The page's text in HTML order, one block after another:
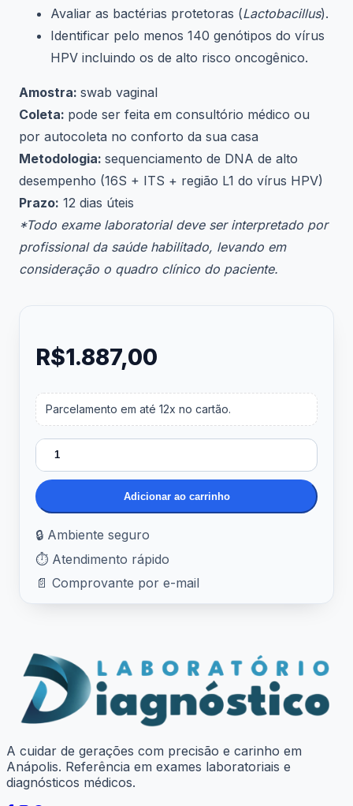
Avaliar as bactérias protetoras (Lactobacillus).
Identificar pelo menos 140 genótipos do vírus
HPV incluindo os de alto risco oncogênico.
Amostra: swab vaginal
Coleta: pode ser feita em consultório médico ou
por autocoleta no conforto da sua casa
Metodologia: sequenciamento de DNA de alto
desempenho (16S + ITS + região L1 do vírus HPV)
Prazo: 12 dias úteis
*Todo exame laboratorial deve ser interpretado por
profissional da saúde habilitado, levando em
consideração o quadro clínico do paciente.
R$1.887,00
Parcelamento em até 12x no cartão.
Biofeme Plus quantidade
Adicionar ao carrinho
🔒 Ambiente seguro
⏱️ Atendimento rápido
📄 Comprovante por e-mail
A cuidar de gerações com precisão e carinho em
Anápolis. Referência em exames laboratoriais e
diagnósticos médicos.